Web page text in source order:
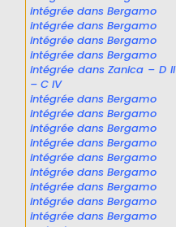
intégrée dans Bergamo
intégrée dans Bergamo
intégrée dans Bergamo
intégrée dans Bergamo
intégrée dans Zanica – D II
– C IV
intégrée dans Bergamo
intégrée dans Bergamo
intégrée dans Bergamo
intégrée dans Bergamo
intégrée dans Bergamo
intégrée dans Bergamo
intégrée dans Bergamo
intégrée dans Bergamo
intégrée dans Bergamo